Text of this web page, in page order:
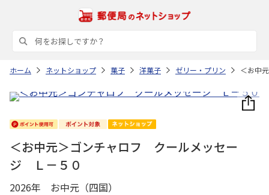
ホーム ネットショップ 菓子 洋菓子 ゼリー・プリン ＜お中
＜お中元＞ゴンチャロフ クールメッセー
ジ Ｌ－５０
2026年 お中元（四国）